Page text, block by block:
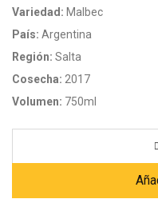
Variedad: Malbec
País: Argentina
Región: Salta
Cosecha: 2017
Volumen: 750ml